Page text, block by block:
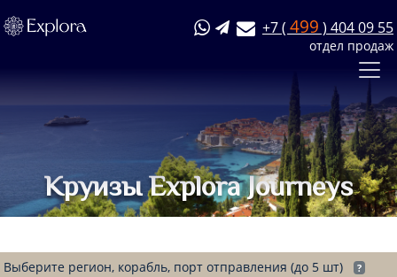
+7 ( 499 ) 404 09 55
отдел продаж
Круизы Explora Journeys
Выберите регион, корабль, порт отправления (до 5 шт) ?